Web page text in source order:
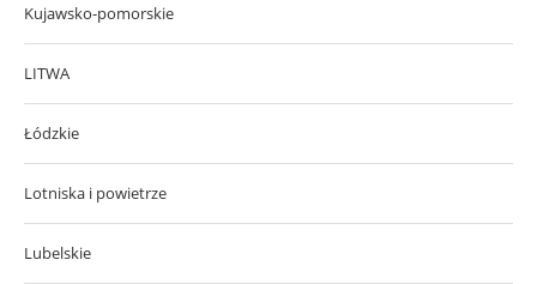
Kujawsko-pomorskie
LITWA
Łódzkie
Lotniska i powietrze
Lubelskie